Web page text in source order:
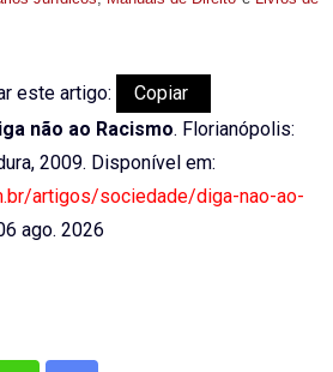
este artigo:
Copiar
não ao Racismo. Florianópolis:
2009. Disponível em:
artigos/sociedade/diga-nao-ao-
ago. 2026